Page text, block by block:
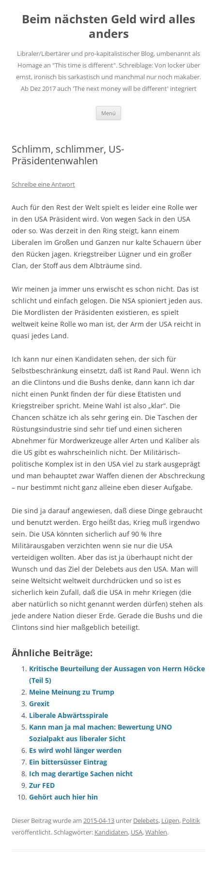
springen
Beim nächsten Geld wird alles
anders
Libraler/Libertärer und pro-kapitalistischer Blog, umbenannt als
Homage an "This time is different". Schreiblage: Von locker über
ernst, ironisch bis sarkastisch und manchmal nur noch makaber.
Ab Dez 2017 auch 'The next money will be different' integriert
Menü
Schlimm, schlimmer, US-
Präsidentenwahlen
Schreibe eine Antwort
Auch für den Rest der Welt spielt es leider eine Rolle wer
in den USA Präsident wird. Von wegen Sack in den USA
oder so. Was derzeit in den Ring steigt, kann einem
Liberalen im Großen und Ganzen nur kalte Schauern über
den Rücken jagen. Kriegstreiber Lügner und ein großer
Clan, der Stoff aus dem Albträume sind.
Wir meinen ja immer uns erwischt es schon nicht. Das ist
schlicht und einfach gelogen. Die NSA spioniert jeden aus.
Die Mordlisten der Präsidenten existieren, es spielt
weltweit keine Rolle wo man ist, der Arm der USA reicht in
quasi jedes Land.
Ich kann nur einen Kandidaten sehen, der sich für
Selbstbeschränkung einsetzt, daß ist Rand Paul. Wenn ich
an die Clintons und die Bushs denke, dann kann ich dar
nicht einen Punkt finden der für diese Etatisten und
Kriegstreiber spricht. Meine Wahl ist also „klar“. Die
Chancen schätze ich als sehr gering ein. Die Taschen der
Rüstungsindustrie sind sehr tief und einen sicheren
Abnehmer für Mordwerkzeuge aller Arten und Kaliber als
die US gibt es wahrscheinlich nicht. Der Militärisch-
politische Komplex ist in den USA viel zu stark ausgeprägt
und man behauptet zwar Waffen dienen der Abschreckung
– nur bestimmt nicht ganz alleine eben dieser Aufgabe.
Die sind ja darauf angewiesen, daß diese Dinge gebraucht
und benutzt werden. Ergo heißt das, Krieg muß irgendwo
sein. Die USA könnten sicherlich auf 90 % Ihre
Militärausgaben verzichten wenn sie nur die USA
verteidigen wollten. Aber das ist ja überhaupt nicht der
Wunsch und das Ziel der Delebets aus den USA. Man will
seine Weltsicht weltweit durchdrücken und so ist es
sicherlich kein Zufall, daß die USA in mehr Kriegen (die
aber natürlich so nicht genannt werden dürfen) stehen als
jede andere Nation dieser Erde. Gerade die Bushs und die
Clintons sind hier maßgeblich beteiligt.
Ähnliche Beiträge:
Kritische Beurteilung der Aussagen von Herrn Höcke
(Teil 5)
Meine Meinung zu Trump
Grexit
Liberale Abwärtsspirale
Kann man ja mal machen: Bewertung UNO
Sozialpakt aus liberaler Sicht
Es wird wohl länger werden
Ein bittersüsser Eintrag
Ich mag derartige Sachen nicht
Zur FED
Gehört auch hier hin
Dieser Beitrag wurde am 2015-04-13 unter Delebets, Lügen, Politik
veröffentlicht. Schlagwörter: Kandidaten, USA,Wahlen.